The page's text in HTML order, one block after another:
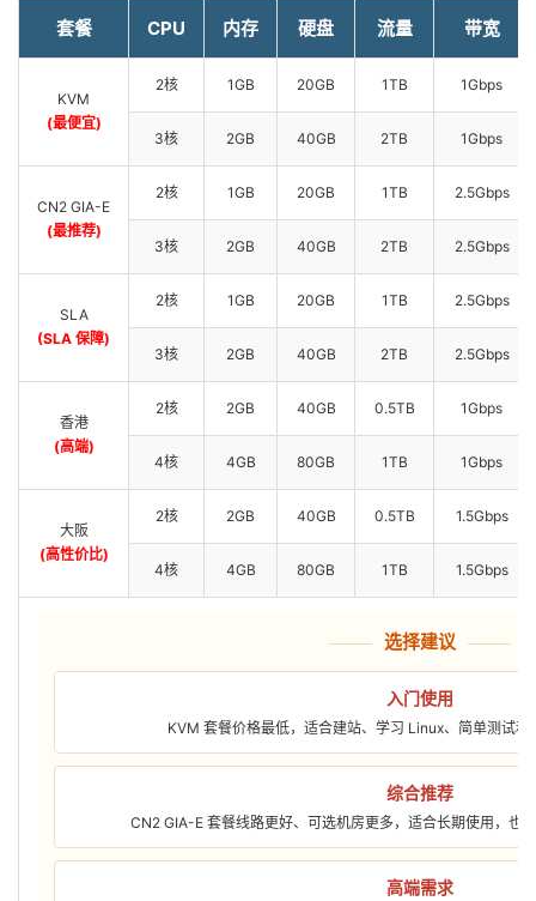
套餐 CPU 内存 硬盘 流量 带宽
KVM
(最便宜)
2核 1GB 20GB 1TB 1Gbps
3核 2GB 40GB 2TB 1Gbps
CN2 GIA-E
(最推荐)
2核 1GB 20GB 1TB 2.5Gbps
3核 2GB 40GB 2TB 2.5Gbps
SLA
(SLA 保障)
2核 1GB 20GB 1TB 2.5Gbps
3核 2GB 40GB 2TB 2.5Gbps
香港
(高端)
2核 2GB 40GB 0.5TB 1Gbps
4核 4GB 80GB 1TB 1Gbps
大阪
(高性价比)
2核 2GB 40GB 0.5TB 1.5Gbps
4核 4GB 80GB 1TB 1.5Gbps
选择建议
入门使用
KVM 套餐价格最低，适合建站、学习 Linux、简单测试和
综合推荐
CN2 GIA-E 套餐线路更好、可选机房更多，适合长期使用，也
高端需求